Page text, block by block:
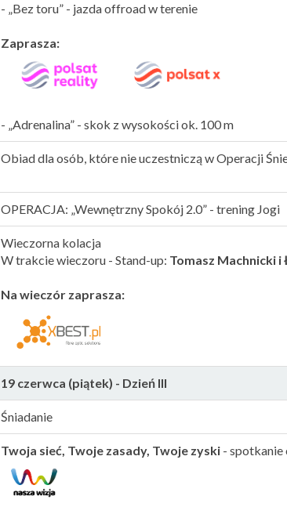
- „Bez toru” - jazda offroad w terenie
Zaprasza:
- „Adrenalina” - skok z wysokości ok. 100 m
Obiad dla osób, które nie uczestniczą w Operacji
OPERACJA: „Wewnętrzny Spokój 2.0” - trening Jogi
Wieczorna kolacja
W trakcie wieczoru - Stand-up: Tomasz Machnicki i
Na wieczór zaprasza:
19 czerwca (piątek) - Dzień III
Śniadanie
Twoja sieć, Twoje zasady, Twoje zyski -